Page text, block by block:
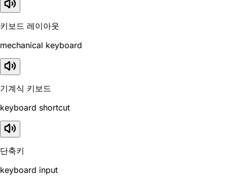
키보드 레이아웃
mechanical keyboard
기계식 키보드
keyboard shortcut
단축키
keyboard input